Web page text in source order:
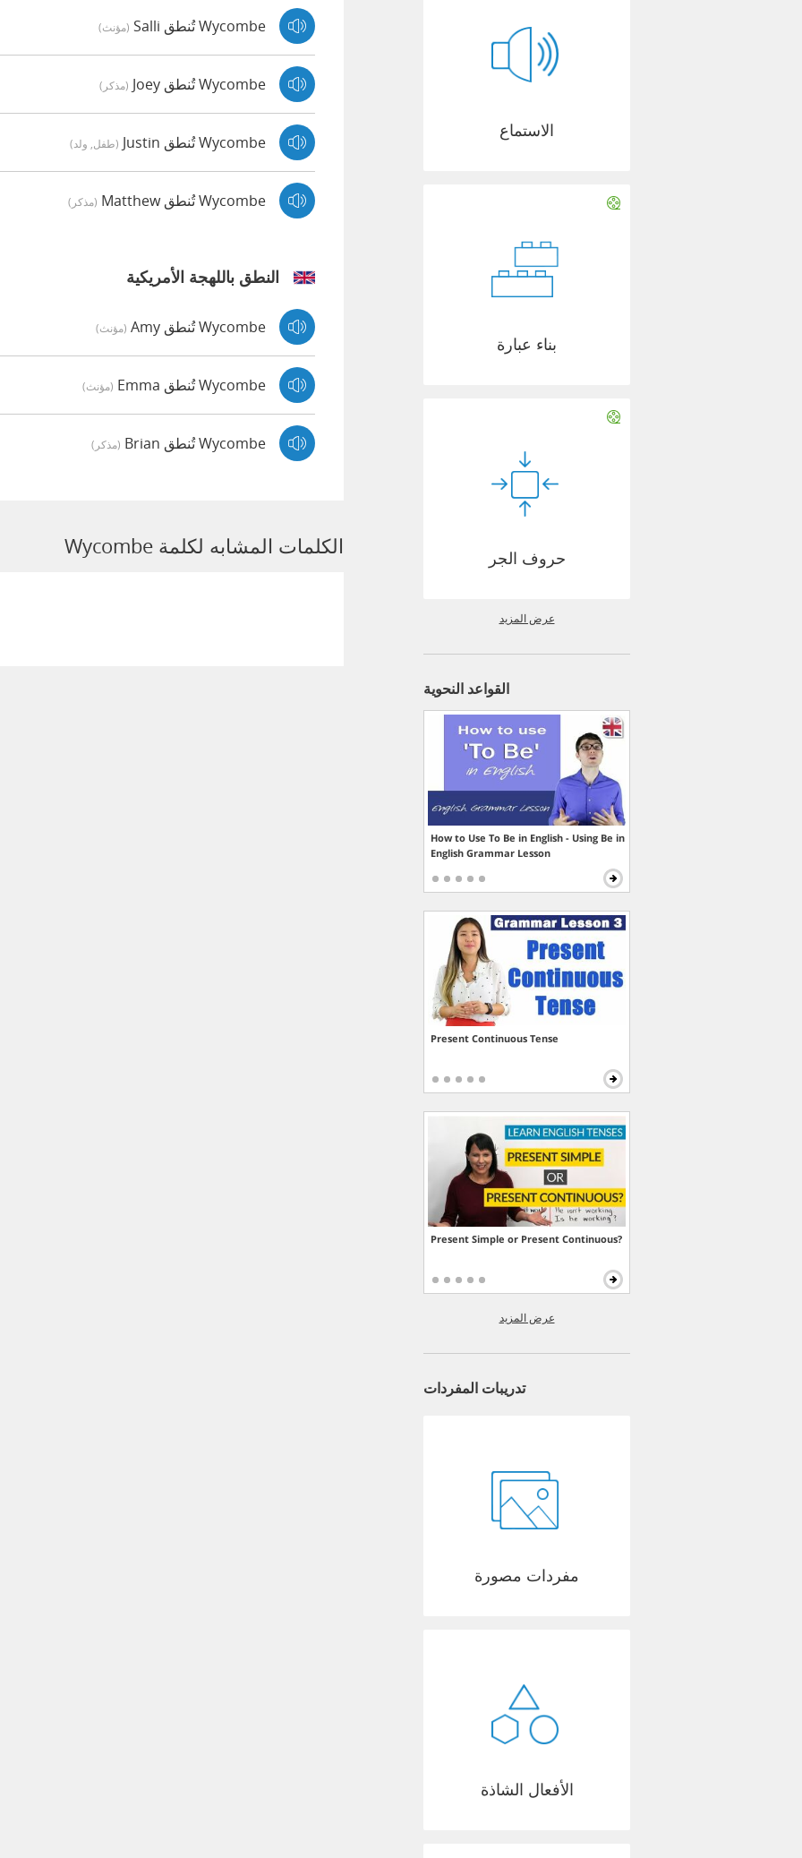
Wycombe تُنطق Salli (مؤنث)
Wycombe تُنطق Joey (مذكر)
Wycombe تُنطق Justin (طفل, ولد)
Wycombe تُنطق Matthew (مذكر)
النطق باللهجة الأمريكية
Wycombe تُنطق Amy (مؤنث)
Wycombe تُنطق Emma (مؤنث)
Wycombe تُنطق Brian (مذكر)
الكلمات المشابه لكلمة Wycombe
الاستماع
بناء عبارة
حروف الجر
عرض المزيد
القواعد النحوية
How to Use To Be in English - Using Be in
English Grammar Lesson
Present Continuous Tense
Present Simple or Present Continuous?
عرض المزيد
تدريبات المفردات
مفردات مصورة
الأفعال الشاذة